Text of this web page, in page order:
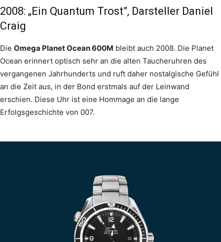
2008: „Ein Quantum Trost”, Darsteller Daniel
Craig
Die Omega Planet Ocean 600M bleibt auch 2008. Die Planet
Ocean erinnert optisch sehr an die alten Taucheruhren des
vergangenen Jahrhunderts und ruft daher nostalgische Gefühl
an die Zeit aus, in der Bond erstmals auf der Leinwand
erschien. Diese Uhr ist eine Hommage an die lange
Erfolgsgeschichte von 007.